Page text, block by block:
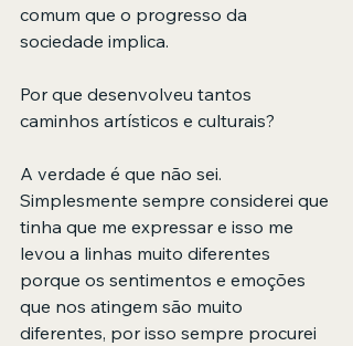
comum que o progresso da
sociedade implica.
Por que desenvolveu tantos
caminhos artísticos e culturais?
A verdade é que não sei.
Simplesmente sempre considerei que
tinha que me expressar e isso me
levou a linhas muito diferentes
porque os sentimentos e emoções
que nos atingem são muito
diferentes, por isso sempre procurei